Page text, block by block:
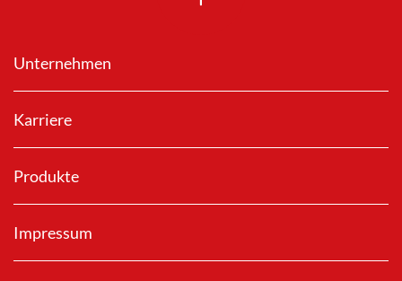
Unternehmen
Karriere
Produkte
Impressum